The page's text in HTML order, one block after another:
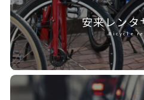
安来レンタ
Bicycle